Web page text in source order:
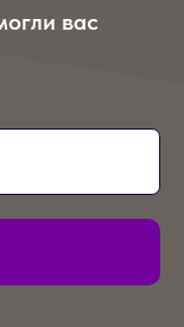
вас